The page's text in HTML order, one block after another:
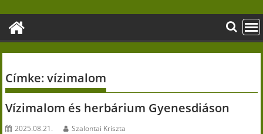
content
Címke:vízimalom
Vízimalom és herbárium Gyenesdiáson
2025.08.21. Szalontai Kriszta